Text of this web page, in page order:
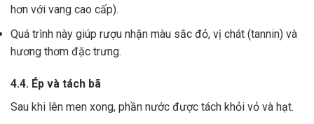
hơn với vang cao cấp).
Quá trình này giúp rượu nhận màu sắc đỏ, vị chát (tannin) và
hương thơm đặc trưng.
4.4. Ép và tách bã
Sau khi lên men xong, phần nước được tách khỏi vỏ và hạt.